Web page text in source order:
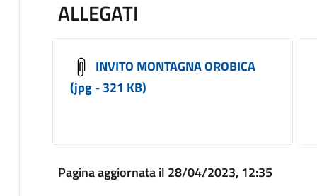
ALLEGATI
INVITO MONTAGNA OROBICA
(jpg - 321 KB)
Pagina aggiornata il 28/04/2023, 12:35